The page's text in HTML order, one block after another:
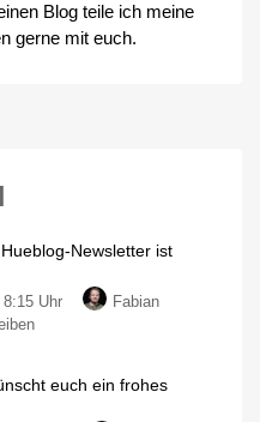
Blog teile ich meine
gerne mit euch.
Newsletter ist
Uhr
Fabian
zu
Hueblog-
euch ein frohes